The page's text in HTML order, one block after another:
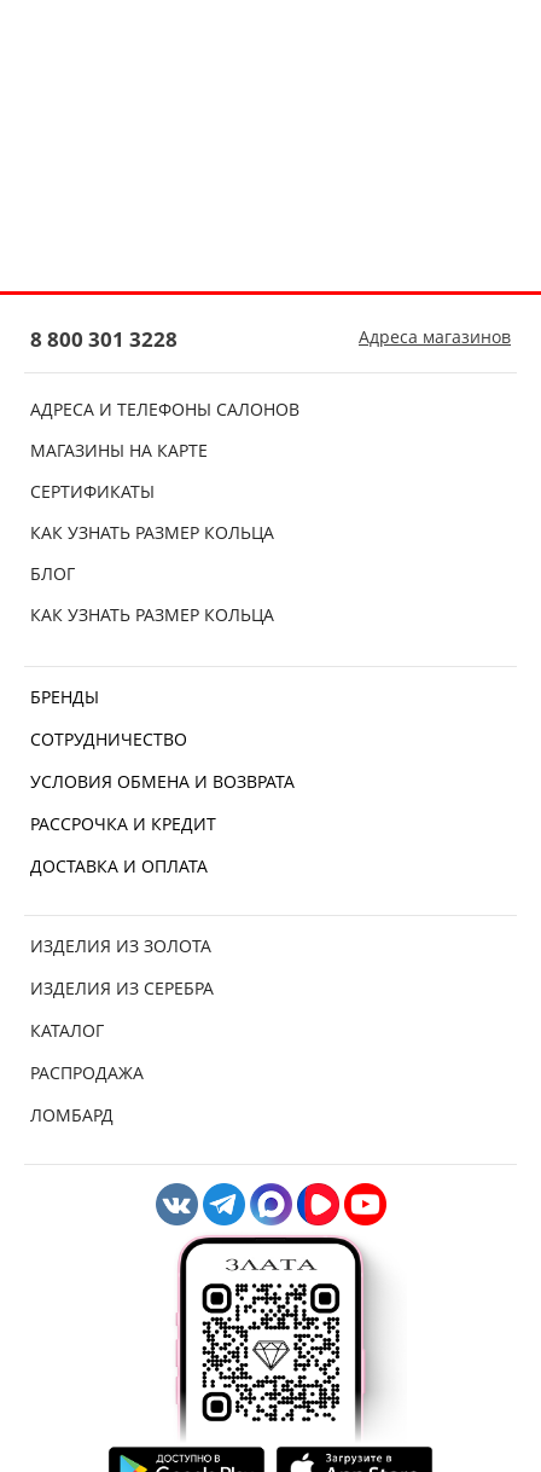
АДРЕСА И ТЕЛЕФОНЫ САЛОНОВ
МАГАЗИНЫ НА КАРТЕ
СЕРТИФИКАТЫ
КАК УЗНАТЬ РАЗМЕР КОЛЬЦА
БЛОГ
КАК УЗНАТЬ РАЗМЕР КОЛЬЦА
БРЕНДЫ
СОТРУДНИЧЕСТВО
УСЛОВИЯ ОБМЕНА И ВОЗВРАТА
РАССРОЧКА И КРЕДИТ
ДОСТАВКА И ОПЛАТА
ИЗДЕЛИЯ ИЗ ЗОЛОТА
ИЗДЕЛИЯ ИЗ СЕРЕБРА
КАТАЛОГ
РАСПРОДАЖА
ЛОМБАРД
8 800 301 3228 Адреса магазинов